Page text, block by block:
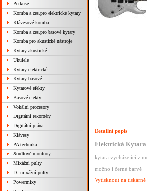
Perkuse
Komba a zes.pro elektrické kytary
Klávesové komba
Komba a zes.pro basové kytary
Komba pro akustické nástroje
Kytary akustické
Ukulele
Kytary elektrické
Kytary basové
Kytarové efekty
Basové efekty
Vokální procesory
Digitální rekordéry
Digitální piána
Klávesy
PA technika
Studiové monitory
Mixážní pulty
DJ mixážní pulty
Powermixy
Detailní popis
Elektrická Kytara
kytara vycházející z
možno i černé barvě
Vytisknout na tiskárně